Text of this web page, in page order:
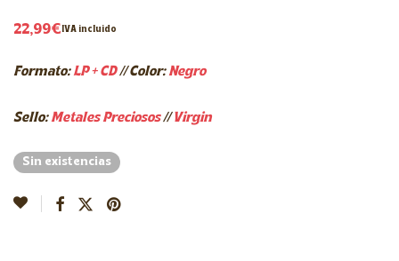
22,99€IVA incluido
Formato:LP + CD//Color:Negro
Sello:Metales Preciosos//Virgin
Sin existencias